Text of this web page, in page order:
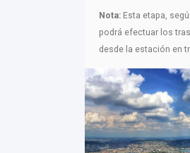
Nota: Esta etapa,
podrá efectuar los
desde la estación en